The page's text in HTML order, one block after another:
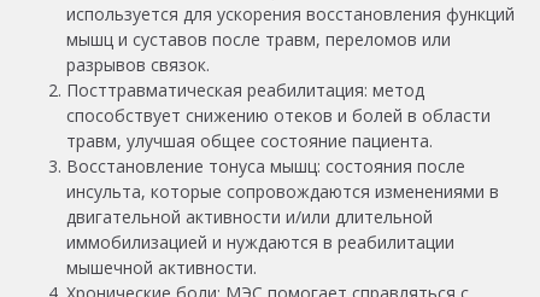
используется для ускорения восстановления функций
мышц и суставов после травм, переломов или
разрывов связок.
Посттравматическая реабилитация: метод
способствует снижению отеков и болей в области
травм, улучшая общее состояние пациента.
Восстановление тонуса мышц: состояния после
инсульта, которые сопровождаются изменениями в
двигательной активности и/или длительной
иммобилизацией и нуждаются в реабилитации
мышечной активности.